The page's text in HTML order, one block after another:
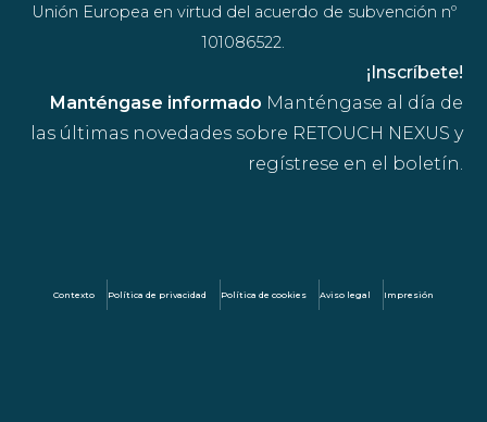
Manténgase informado Manténgase al día de
las últimas novedades sobre RETOUCH NEXUS y
regístrese en el boletín.
¡Inscríbete!
Unión Europea en virtud del acuerdo de subvención nº
101086522.
Contexto Política de privacidad Política de cookies Aviso legal Impresión